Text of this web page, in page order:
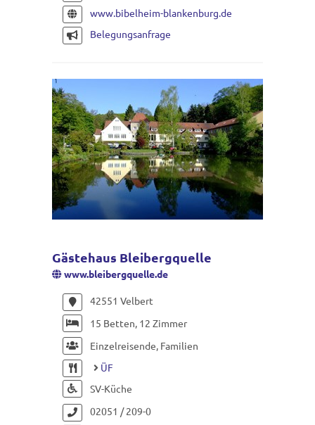
www.bibelheim-blankenburg.de
Belegungsanfrage
Gästehaus Bleibergquelle
www.bleibergquelle.de
42551 Velbert
15 Betten, 12 Zimmer
Einzelreisende, Familien
ÜF
SV-Küche
02051 / 209-0